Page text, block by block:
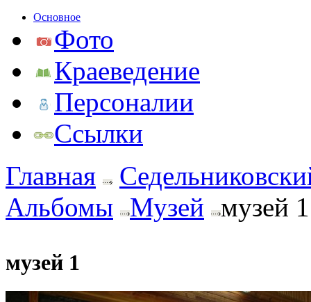
Основное
Фото
Краеведение
Персоналии
Ссылки
Главная
Альбомы Музей музей 1
музей 1